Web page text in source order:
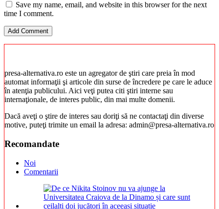
Save my name, email, and website in this browser for the next
time I comment.
presa-alternativa.ro este un agregator de ştiri care preia în mod
automat informaţii şi articole din surse de încredere pe care le aduce
în atenţia publicului. Aici veţi putea citi ştiri interne sau
internaţionale, de interes public, din mai multe domenii.
Dacă aveţi o ştire de interes sau doriţi să ne contactaţi din diverse
motive, puteţi trimite un email la adresa: admin@presa-alternativa.ro
Recomandate
Noi
Comentarii